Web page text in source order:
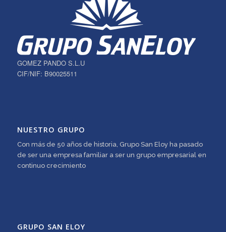
GOMEZ PANDO S.L.U
CIF/NIF: B90025511
NUESTRO GRUPO
Con más de 50 años de historia, Grupo San Eloy ha pasado
de ser una empresa familiar a ser un grupo empresarial en
continuo crecimiento
GRUPO SAN ELOY